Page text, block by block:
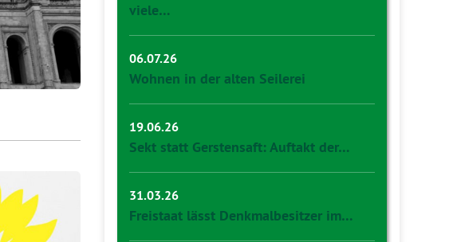
viele…
06.07.26
Wohnen in der alten Seilerei
19.06.26
Sekt statt Gerstensaft: Auftakt der…
31.03.26
Freistaat lässt Denkmalbesitzer im…